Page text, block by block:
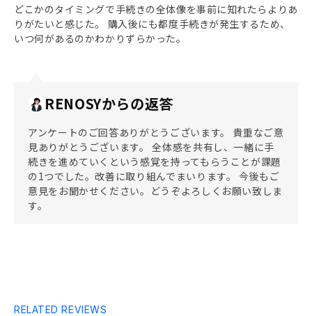
どこかのタイミングで手続きの全体像を事前に知れたらよりあ
りがたいと感じた。 購入後にも都度手続きが発生するため、
いつ何があるのかわかりずらかった。
RENOSYからの返答
アンケートのご回答ありがとうございます。 貴重なご意
見ありがとうございます。 全体感を共有し、一緒に手
続きを進めていくという感覚を持ってもらうことが課題
の1つでした。改善に取り組んでまいります。 今後もご
意見をお聞かせください。どうぞよろしくお願い致しま
す。
RELATED REVIEWS